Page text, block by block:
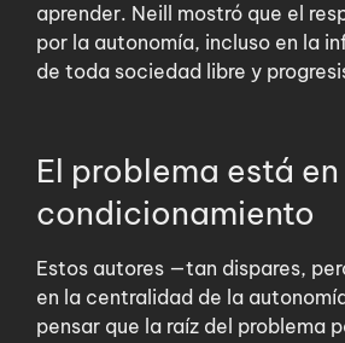
aprender. Neill mostró que el
por la autonomía, incluso en la
de toda sociedad libre y
El problema está en
condicionamiento
Estos autores —tan dispares,
en la centralidad de la
pensar que la raíz del problema